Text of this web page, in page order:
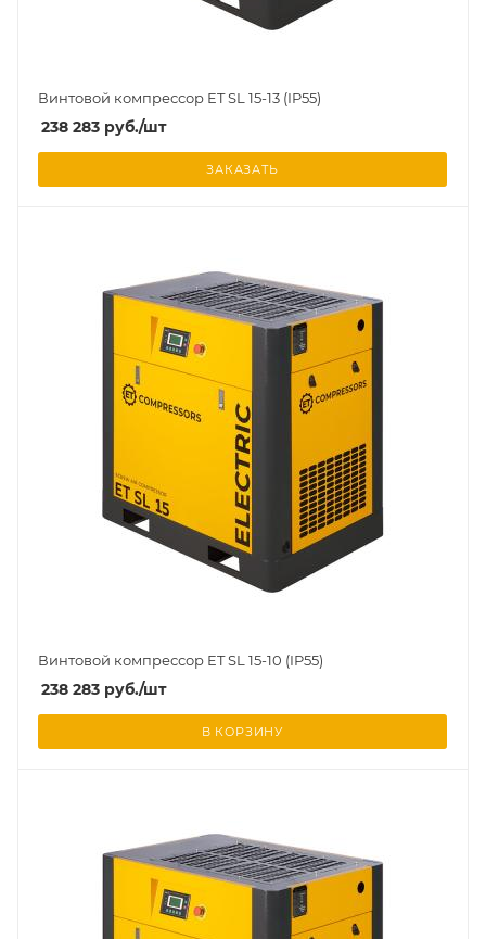
Винтовой компрессор ET SL 15-13 (IP55)
238 283 руб./шт
ЗАКАЗАТЬ
Винтовой компрессор ET SL 15-10 (IP55)
238 283 руб./шт
В КОРЗИНУ